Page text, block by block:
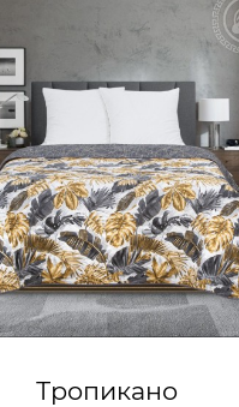
Тропикано